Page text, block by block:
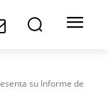
su Informe de